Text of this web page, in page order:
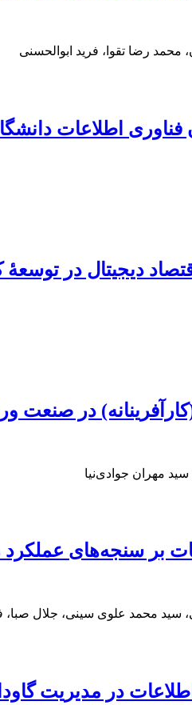
رضا تقوا، فرید ابوالحسنی
فناوری اطلاعات
دیجیتال در
در صنعت
مهران جوادی‌نیا
بر سنجه‌های عملکرد
سید محمد علوی سینی، جلال صبا،
اطلاعات در مدیریت